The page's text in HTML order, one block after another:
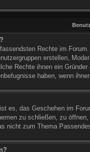
Rechte im
erstellen,
Rechte ihnen ein
haben, wenn
es, das Geschehen im
zu schließen, zu
nicht zum Thema